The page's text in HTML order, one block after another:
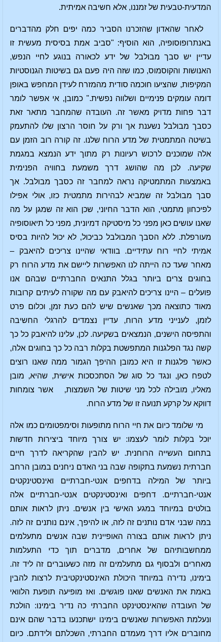
המדעית-טבעית של זמננו, אלא חשיבה אמיתית.
לאחר שהאדון שהזכרנו הסביר כמה יפים חלק מהדברים
באנתרופוסופיה, הוא הוסיף: "סביב אמת בסיסית מעשית זו
עדיין יש סבך מבולבל של ידע לכאורה בנוגע לחיי הנפש,
האנושות והקוסמוס, כמו שזה היה פעם גם בשיטות הגנוסטיות
המקיפות, שהציעו חוכמה סודית מהמזרח לעידן המחפש באופן
דומה עומקים פנימיים ושלווה נפשית." כמובן, אי אפשר לומר
דבר פחות מדויק מאשר זה. העובדה שהמחבר מתאר זאת
כסבך מבולבל נשענת אך ורק על חוסר הרצון שלו להתעמק
בשיטה המתמטית של מדע הרוח שלנו. זה קורה רוב הזמן עם
אלה שמוכנים לרכוש רעיונות רק מתוך ידע הנמצא במגמת
שקיעה. לכן מה שהושג דרך משמעת בחוויה הפנימית
באמצעות המתמטיקה נראה למחבר זה כסבך מבולבל. אך
סבך מבולבל זה שמביא לבהירות מתמטית כזו, אולי אפילו
לפיכחון מתמטי, הוא הדבר החיוני, שכן הוא זה שמגן על מה
שאנו עושים כאן מפני כל מיסטיקה דמיונית, מפני כל תיאוסופיה
מעורפלת. ללא הסבך המבולבל כביכול, לא יכול להיות בסיס
אמיתי לחיי רוח עתידיים. בוודאי שהיינו צריכים להיאבק –
מאחר שעד כה הייתה לנו האפשרות ליישם את מדע הרוח רק
בחוגים צרים ביותר בגלל התנאים החברתיים שבהם אנו
פועלים – היינו צריכים להיאבק עם מה שקורה לעיתים קרובות
מאוד כתוצאה מכך שאנשים שיש להם כעת זמן, וכלום פרט
לזמן, לענייני מדע הרוח, עדיין נצמדים להרגלי החשיבה
והתפיסה הישנים, הנמצאים בשקיעה. לכן, עלינו להיאבק כל כך
קשה נגד הפלגנות המתפשטת בקלות רבה כל כך בחוגים אלה,
כאשר פלגנות זו היא כמובן ההיפך הגמור ממה שאנו רוצים
לטפח כאן, ונגד כל סוג של הסתכסכות אישית, שהיא, מובן
מאליו, מובילה לכל מני שיטות של השמצות, אשר צומחות
דווקא על קרקע תנועה זו של מדע הרוח.
מי שלומד כיום את חיי הרוח מתופעות וסימפטומים כמו אלה
יוכל בקלות לומר לעצמו: יש צורך מיוחד ביצירות חדשות
בתחום העשייה הרוחנית. יש להבין שהקריאה לדרך חיים
חברתית נשמעת בתקופה שבה בני האדם ניחנים במובן הרחב
ביותר של המילה בדחפים אנטי-חברתיים ואינסטינקטים
אנטי-חברתיים. דחפים ואינסטינקטים אנטי-חברתיים אלה
בולטים במיוחד במגע האישי בין אנשים. ניתן לראות אותם
במה שבני אדם נותנים זה לזה, או להיפך, אינם נותנים זה לזה.
ניתן לראות אותם בצורה האופיינית שבה אנשים מתעלמים
ממחשבותיהם של אחרים, מדברים תוך כדי התעלמות
מאחרים ולבסוף גם מתעלמים זה מזה כשעוברים זה ליד זה.
בימינו, נדירה במיוחד היכולת האינסטינקטיבית לרצות להבין
באמת את האנשים שאנו פוגשים. ואז מופיעה תופעת הלוואי
של העובדה שהאינסטינקט החברתי כה נדיר בימינו: הולכת
ונעלמת האפשרות שאנשים בימינו ישתכנעו בדבר שהם אינם
מחוברים אליו דרך מעמדם החברתי, השכלתם ולידתם. כיום